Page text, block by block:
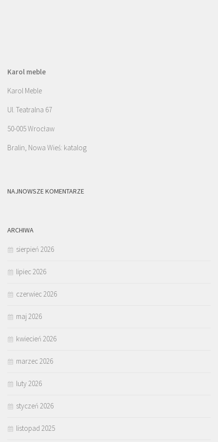
Karol meble
Karol Meble
Ul. Teatralna 67
50-005 Wrocław
Bralin, Nowa Wieś: katalog
NAJNOWSZE KOMENTARZE
ARCHIWA
sierpień 2026
lipiec 2026
czerwiec 2026
maj 2026
kwiecień 2026
marzec 2026
luty 2026
styczeń 2026
listopad 2025